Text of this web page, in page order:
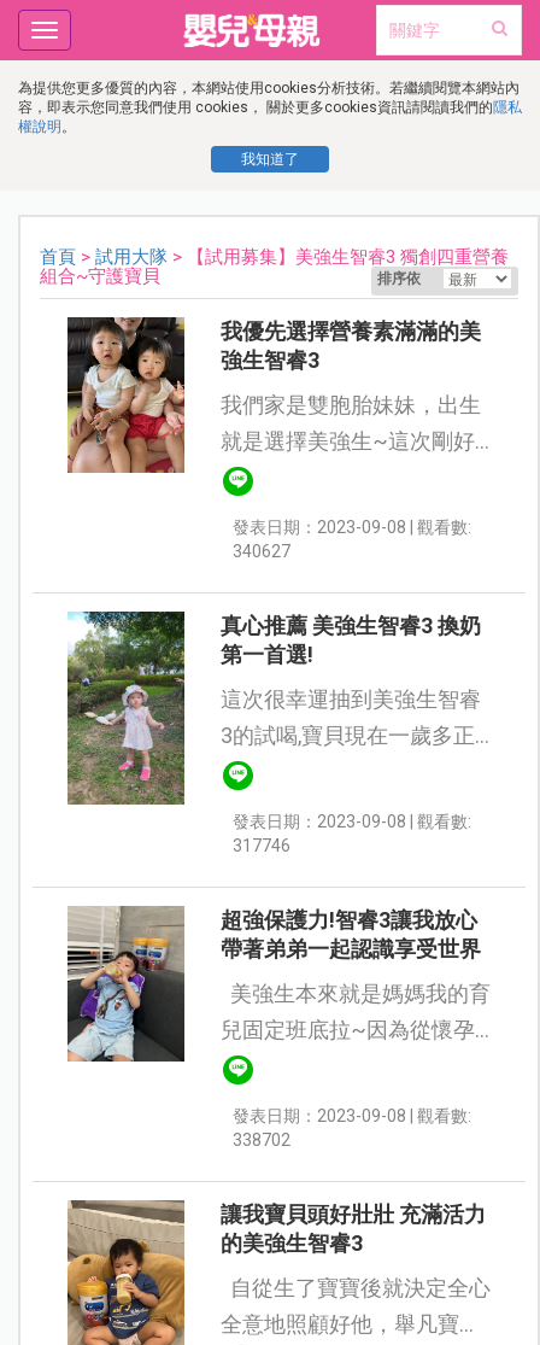
為提供您更多優質的內容，本網站使用cookies分析技術。若繼續閱覽本網站內
容，即表示您同意我們使用 cookies， 關於更多cookies資訊請閱讀我們的隱私
權說明 。
我知道了
Toggle
navigation
首頁> 試用大隊> 【試用募集】美強生智睿3 獨創四重營養
組合~守護寶貝
排序依
我優先選擇營養素滿滿的美
強生智睿3
我們家是雙胞胎妹妹，出生
就是選擇美強生~這次剛好
看到嬰兒與母親雜誌有試用
活動就想說來參加看看~因
為一次兩罐真的好適合我們
然一歲多了，...
發表日期：2023-09-08 | 觀看數:
340627
真心推薦 美強生智睿3 換奶
第一首選!
這次很幸運抽到美強生智睿
3的試喝,寶貝現在一歲多正
在想給她換奶~ 重點好有誠
意一次給兩罐大罐的哈哈 美
強生是老牌子 所以我很放心
發表日期：2023-09-08 | 觀看數:
317746
超強保護力!智睿3讓我放心
帶著弟弟一起認識享受世界
兒固定班底拉~因為從懷孕
就到處做功課，身邊很多前
輩，都是選擇美強生。這次
發現新推出的智睿3可以申
當...
發表日期：2023-09-08 | 觀看數:
338702
讓我寶貝頭好壯壯 充滿活力
的美強生智睿3
全意地照顧好他，舉凡寶寶